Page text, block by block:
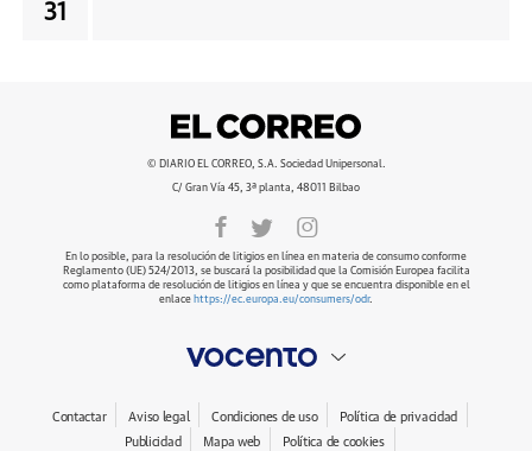
31
© DIARIO EL CORREO, S.A. Sociedad Unipersonal.
C/ Gran Vía 45, 3ª planta, 48011 Bilbao
En lo posible, para la resolución de litigios en línea en materia de consumo conforme
Reglamento (UE) 524/2013, se buscará la posibilidad que la Comisión Europea facilita
como plataforma de resolución de litigios en línea y que se encuentra disponible en el
enlace https://ec.europa.eu/consumers/odr.
Contactar Aviso legal Condiciones de uso
Política de privacidad
Publicidad
Mapa web Política de cookies